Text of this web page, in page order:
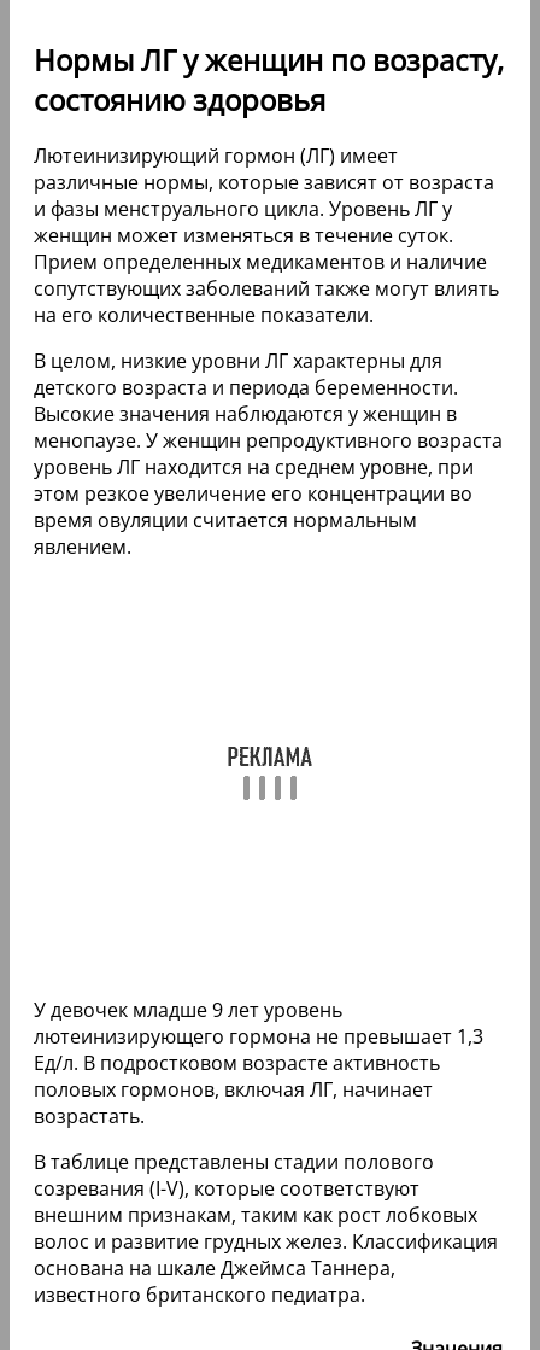
Нормы ЛГ у женщин по возрасту,
состоянию здоровья
Лютеинизирующий гормон (ЛГ) имеет
различные нормы, которые зависят от возраста
и фазы менструального цикла. Уровень ЛГ у
женщин может изменяться в течение суток.
Прием определенных медикаментов и наличие
сопутствующих заболеваний также могут влиять
на его количественные показатели.
В целом, низкие уровни ЛГ характерны для
детского возраста и периода беременности.
Высокие значения наблюдаются у женщин в
менопаузе. У женщин репродуктивного возраста
уровень ЛГ находится на среднем уровне, при
этом резкое увеличение его концентрации во
время овуляции считается нормальным
явлением.
У девочек младше 9 лет уровень
лютеинизирующего гормона не превышает 1,3
Ед/л. В подростковом возрасте активность
половых гормонов, включая ЛГ, начинает
возрастать.
В таблице представлены стадии полового
созревания (I-V), которые соответствуют
внешним признакам, таким как рост лобковых
волос и развитие грудных желез. Классификация
основана на шкале Джеймса Таннера,
известного британского педиатра.